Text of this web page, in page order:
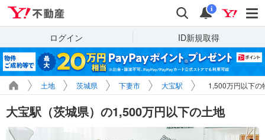
検索 通知
i
ログイン ID新規取得
土地 茨城県 下妻市 大宝駅 1,500万円以下の
大宝駅（茨城県）の1,500万円以下の土地